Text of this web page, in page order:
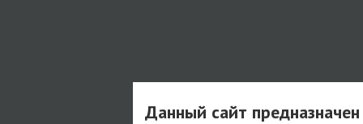
Данный сайт